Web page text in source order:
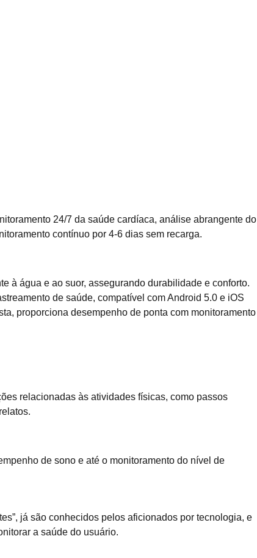
24/7 da saúde cardíaca, análise abrangente do
contínuo por 4-6 dias sem recarga.
à água e ao suor, assegurando durabilidade e conforto.
de saúde, compatível com Android 5.0 e iOS
proporciona desempenho de ponta com monitoramento
relacionadas às atividades físicas, como passos
de sono e até o monitoramento do nível de
já são conhecidos pelos aficionados por tecnologia, e
a saúde do usuário.